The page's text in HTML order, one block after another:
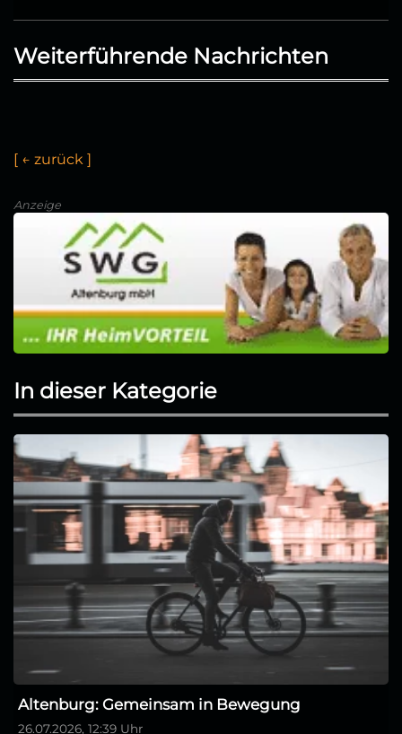
Weiterführende Nachrichten
[ ← zurück ]
Anzeige
In dieser Kategorie
Altenburg: Gemeinsam in Bewegung
26.07.2026, 12:39 Uhr